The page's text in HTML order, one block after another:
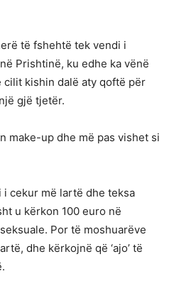
të fshehtë tek vendi i
Prishtinë, ku edhe ka vënë
kishin dalë aty qoftë për
gjë tjetër.
make-up dhe më pas vishet si
i cekur më lartë dhe teksa
u kërkon 100 euro në
Por të moshuarëve
dhe kërkojnë që ‘ajo’ të